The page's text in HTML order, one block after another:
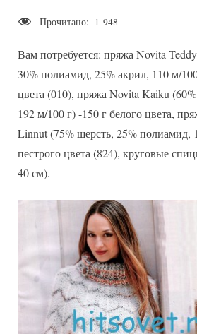
Прочитано: 1 948
Вам потребуется: пряжа Novita
30% полиамид, 25% акрил, 110 м/
цвета (010), пряжа Novita Kaiku
192 м/100 г) -150 г белого цвета,
Linnut (75% шерсть, 25% полиамид,
пестрого цвета (824), круговые
40 см).